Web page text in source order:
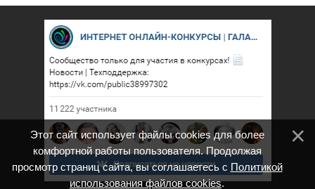
Этот сайт использует файлы cookies для более
комфортной работы пользователя. Продолжая
просмотр страниц сайта, вы соглашаетесь с Политикой
использования файлов cookies.